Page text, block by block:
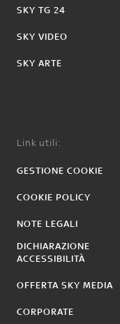
SKY TG 24
SKY VIDEO
SKY ARTE
Link utili:
GESTIONE COOKIE
COOKIE POLICY
NOTE LEGALI
DICHIARAZIONE
ACCESSIBILITÀ
OFFERTA SKY MEDIA
CORPORATE